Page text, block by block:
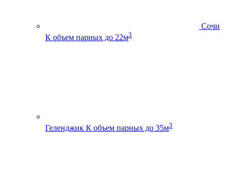
Сочи
К объем парных до 22м3
Геленджик К объем парных до 35м3